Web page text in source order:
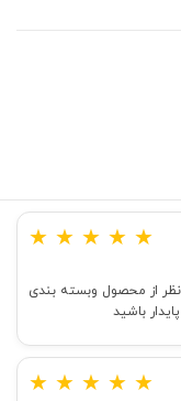
★ ★ ★ ★ ★
از محصول وبسته بندی
باشید
★ ★ ★ ★ ★